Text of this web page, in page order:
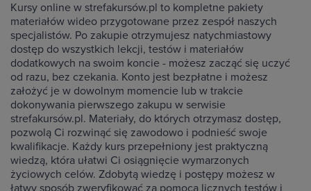
Kursy online w strefakursów.pl to kompletne pakiety
materiałów wideo przygotowane przez zespół naszych
specjalistów. Po zakupie otrzymujesz natychmiastowy
dostęp do wszystkich lekcji, testów i materiałów
dodatkowych na swoim koncie - możesz zacząć się uczyć
od razu, bez czekania. Konto jest bezpłatne i możesz
założyć je w dowolnym momencie lub w trakcie
dokonywania pierwszego zakupu w serwisie
strefakursów.pl. Materiały, do których otrzymasz dostęp,
pozwolą Ci rozwinąć się zawodowo i podnieść swoje
kwalifikacje. Każdy kurs przepełniony jest praktyczną
wiedzą, która ułatwi Ci osiągnięcie wymarzonych
życiowych celów. Zdobytą wiedzę i postępy możesz w
łatwy sposób zweryfikować za pomocą licznych testów i